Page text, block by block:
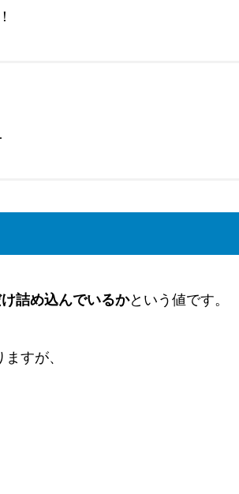
詰め込んでいるかという値です。
すが、